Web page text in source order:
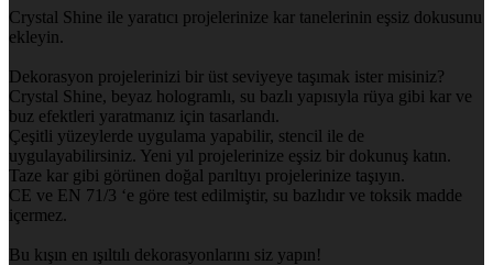
Crystal Shine ile yaratıcı projelerinize kar tanelerinin eşsiz dokusunu
ekleyin.
Dekorasyon projelerinizi bir üst seviyeye taşımak ister misiniz?
Crystal Shine, beyaz hologramlı, su bazlı yapısıyla rüya gibi kar ve
buz efektleri yaratmanız için tasarlandı.
Çeşitli yüzeylerde uygulama yapabilir, stencil ile de
uygulayabilirsiniz. Yeni yıl projelerinize eşsiz bir dokunuş katın.
Taze kar gibi görünen doğal parıltıyı projelerinize taşıyın.
CE ve EN 71/3 ‘e göre test edilmiştir, su bazlıdır ve toksik madde
içermez.
Bu kışın en ışıltılı dekorasyonlarını siz yapın!